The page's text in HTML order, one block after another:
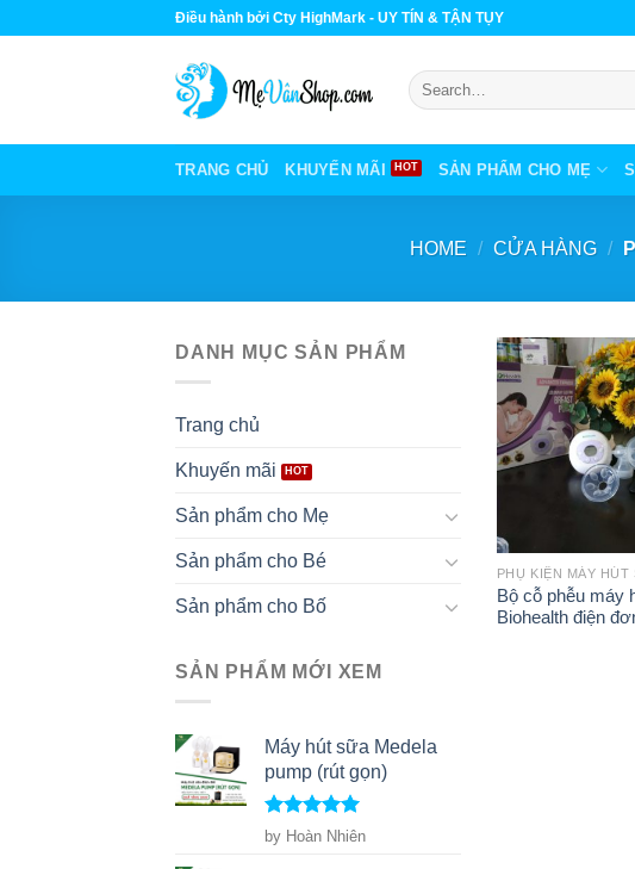
to
Điều hành bởi Cty HighMark - UY TÍN & TẬN TỤY
Search
for:
TRANG CHỦ KHUYẾN MÃI SẢN PHẨM CHO MẸ
HOME / CỬA HÀNG /
DANH MỤC SẢN PHẨM
Trang chủ
Khuyến mãi
Sản phẩm cho Mẹ
Sản phẩm cho Bé
Sản phẩm cho Bố
SẢN PHẨM MỚI XEM
Máy hút sữa Medela
pump (rút gọn)
Rated5 out
of 5
by Hoàn Nhiên
Bộ cỗ phễu máy
Biohealth điện